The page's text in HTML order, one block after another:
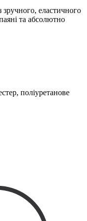
еластичного
та абсолютно
поліуретанове